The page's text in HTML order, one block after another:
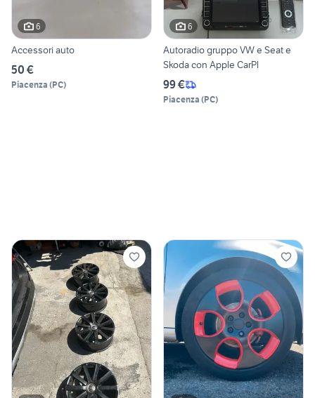
6
Accessori auto
50 €
Piacenza (PC)
6
Autoradio gruppo VW e Seat e
Skoda con Apple CarPl
99 €
Piacenza (PC)